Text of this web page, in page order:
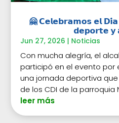
🤗 𝗖𝗲𝗹𝗲𝗯𝗿𝗮𝗺𝗼𝘀 𝗲𝗹
𝗱𝗲𝗽𝗼𝗿𝘁𝗲 𝘆
Jun 27, 2026 | Noticias
Con mucha alegría, el
participó en el evento por
una jornada deportiva
de los CDI de la parroquia
leer más